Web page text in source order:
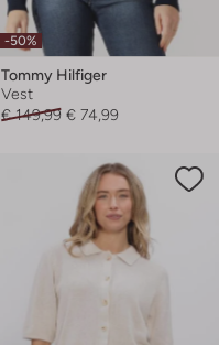
-50%
Tommy Hilfiger
Vest
€ 149,99 € 74,99